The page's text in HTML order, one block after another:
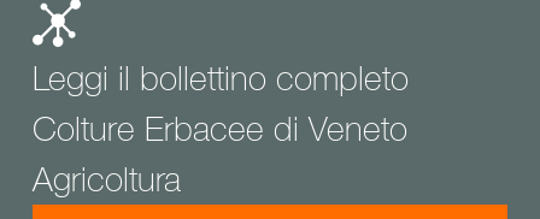
Leggi il bollettino completo
Colture Erbacee di Veneto
Agricoltura